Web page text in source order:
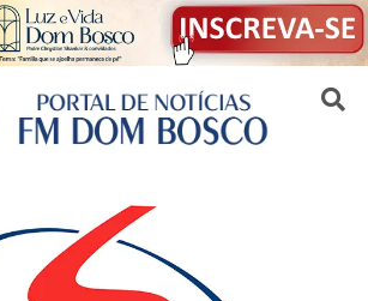
Sair da versão mobile